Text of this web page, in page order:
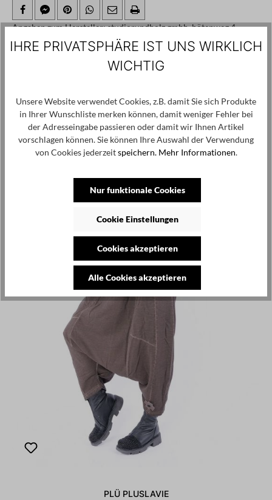
Angaben zum Hersteller: studiorundholz gmbh, hötenweg 4,
47669 wachtendonk, info@studiorundholz.de
SALE
PLÜ PLUSLAVIE
IHRE PRIVATSPHÄRE IST UNS WIRKLICH
WICHTIG
Unsere Website verwendet Cookies, z.B. damit Sie sich Produkte
in Ihrer Wunschliste merken können, damit weniger Fehler bei
der Adresseingabe passieren oder damit wir Ihnen Artikel
vorschlagen können. Sie können Ihre Auswahl der Verwendung
von Cookies jederzeitspeichern. Mehr Informationen.
Nur funktionale Cookies
Cookie Einstellungen
Cookies akzeptieren
Alle Cookies akzeptieren